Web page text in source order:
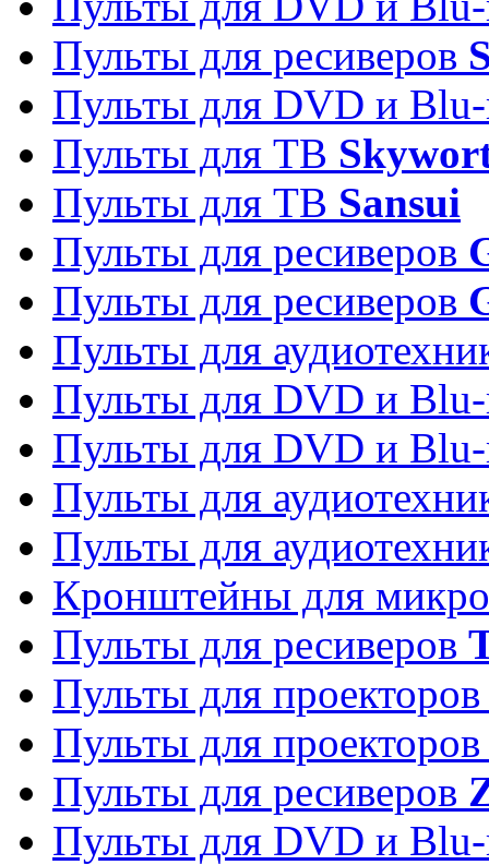
Пульты для ресиверов
Пульты для DVD и
Пульты для ТВ
Пульты для ТВ Sansui
Пульты для ресиверов
Пульты для ресиверов
Пульты для
Пульты для DVD и
Пульты для DVD и
Пульты для
Пульты для
Кронштейны для
Пульты для ресиверов
Пульты для
Пульты для
Пульты для ресиверов
Пульты для DVD и